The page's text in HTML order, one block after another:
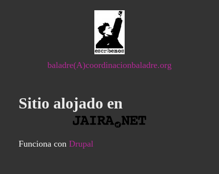
baladre(A)coordinacionbaladre.org
Sitio alojado en
Funciona con Drupal